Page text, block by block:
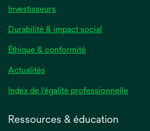
Investisseurs
Durabilité & impact social
Éthique & conformité
Actualités
Index de l'égalité professionnelles’ouvre
Ressources & éducation